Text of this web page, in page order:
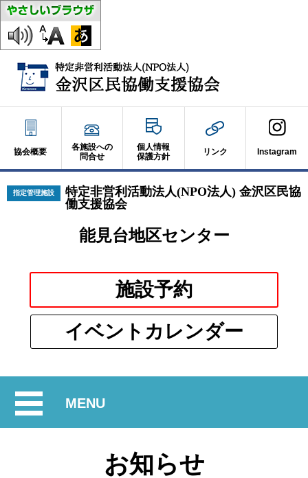
協会概要
各施設への
問合せ
個人情報
保護方針
リンク Instagram
特定非営利活動法人(NPO法人) 金沢区民協
働支援協会
指定管理施設
能見台地区センター
施設予約別
ウ
ィ
ン
開
イベント カレンダー別
ウ
ウ
MENU開
閉
お知らせ